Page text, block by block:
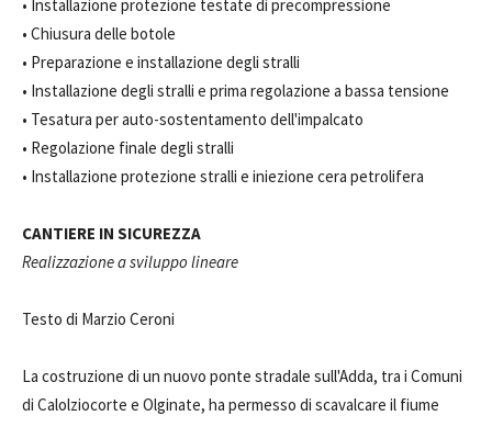
• Installazione protezione testate di precompressione
• Chiusura delle botole
• Preparazione e installazione degli stralli
• Installazione degli stralli e prima regolazione a bassa tensione
• Tesatura per auto-sostentamento dell'impalcato
• Regolazione finale degli stralli
• Installazione protezione stralli e iniezione cera petrolifera
CANTIERE IN SICUREZZA
Realizzazione a sviluppo lineare
Testo di Marzio Ceroni
La costruzione di un nuovo ponte stradale sull'Adda, tra i Comuni
di Calolziocorte e Olginate, ha permesso di scavalcare il fiume